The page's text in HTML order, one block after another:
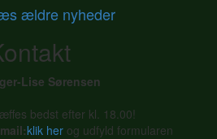
ældre nyheder
Lise Sørensen
bedst efter kl. 18.00!
klik her og udfyld formularen